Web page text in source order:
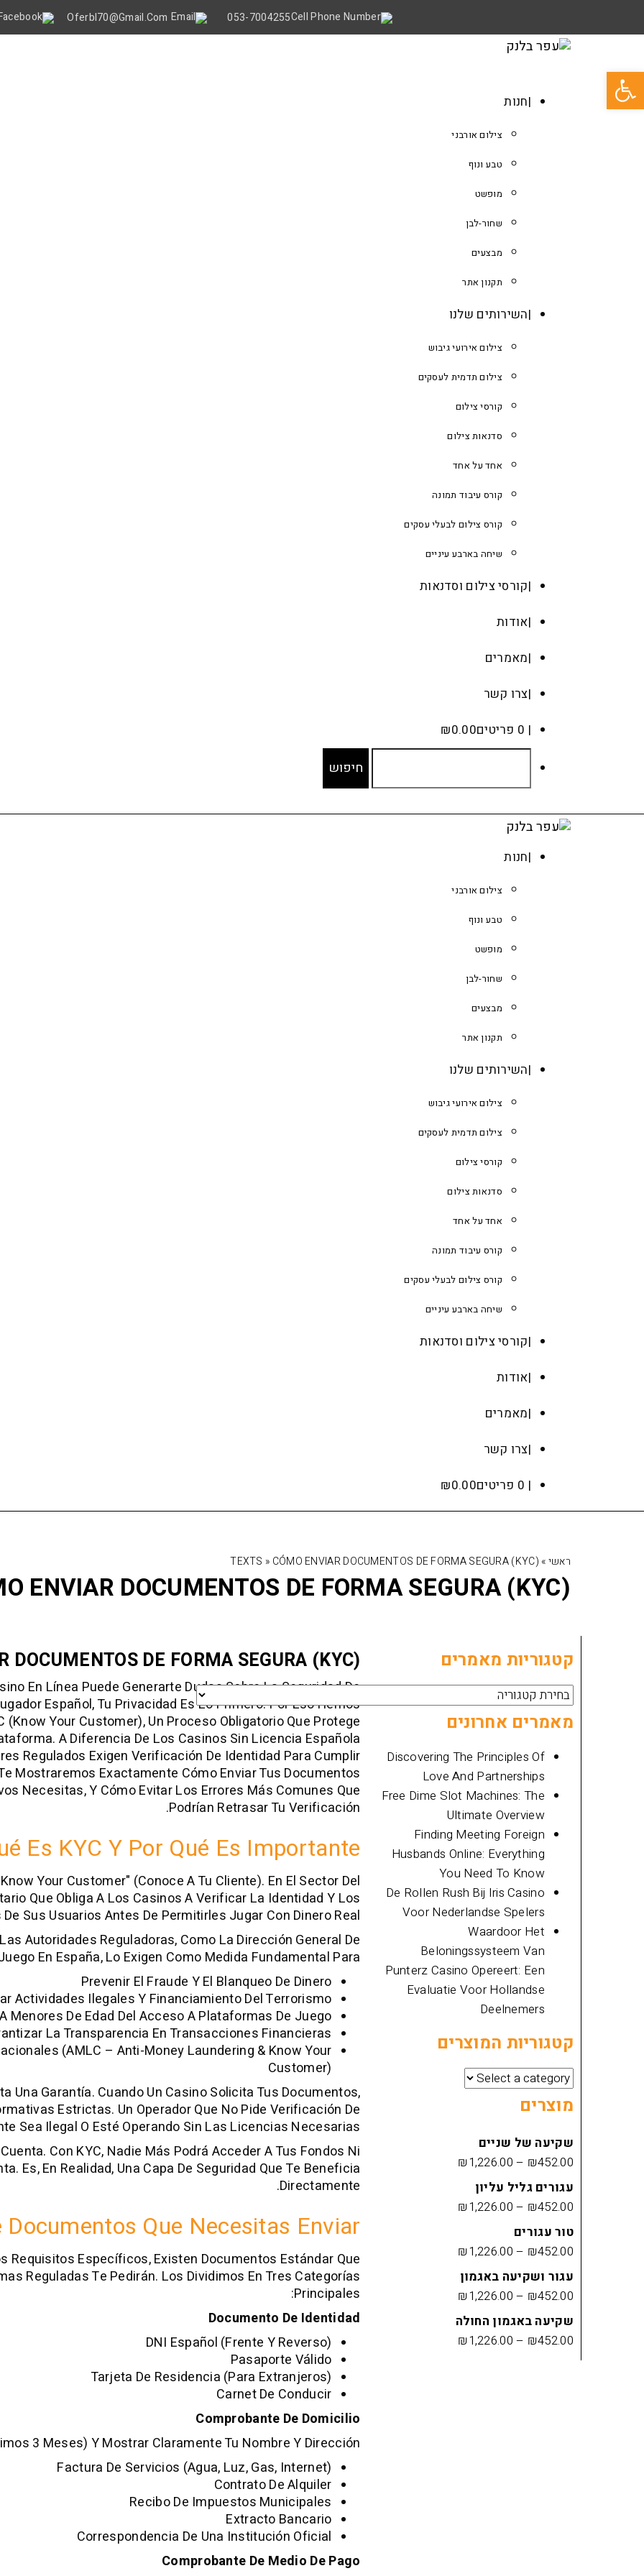
053-7004255
Oferbl70@gmail.Com
חנות
צילום אורבני
טבע ונוף
מופשט
שחור-לבן
מבצעים
תקנון אתר
השירותים שלנו
צילום אירועי גיבוש
צילום תדמית לעסקים
קורסי צילום
סדנאות צילום
אחד על אחד
קורס עיבוד תמונה
קורס צילום לבעלי עסקים
שיחה בארבע עיניים
קורסי צילום וסדנאות
אודות
מאמרים
צרו קשר
0 פריטים
₪0.00
חנות
צילום אורבני
טבע ונוף
מופשט
שחור-לבן
מבצעים
תקנון אתר
השירותים שלנו
צילום אירועי גיבוש
צילום תדמית לעסקים
קורסי צילום
סדנאות צילום
אחד על אחד
קורס עיבוד תמונה
קורס צילום לבעלי עסקים
שיחה בארבע עיניים
קורסי צילום וסדנאות
אודות
מאמרים
צרו קשר
0 פריטים
₪0.00
ראשי»
TEXTS » CÓMO ENVIAR DOCUMENTOS DE FORMA SEGURA (KYC)
ENVIAR DOCUMENTOS DE FORMA SEGURA (KYC)
DOCUMENTOS DE FORMA SEGURA (KYC)
En Línea Puede Generarte Dudas Sobre La Seguridad De
Español, Tu Privacidad Es Lo Primero. Por Eso Hemos
Your Customer), Un Proceso Obligatorio Que Protege
A Diferencia De Los Casinos Sin Licencia Española
Regulados Exigen Verificación De Identidad Para Cumplir
Mostraremos Exactamente Cómo Enviar Tus Documentos
Necesitas, Y Cómo Evitar Los Errores Más Comunes Que
Podrían Retrasar Tu Verificación.
Es KYC Y Por Qué Es Importante
Your Customer" (Conoce A Tu Cliente). En El Sector Del
Que Obliga A Los Casinos A Verificar La Identidad Y Los
Sus Usuarios Antes De Permitirles Jugar Con Dinero Real.
Autoridades Reguladoras, Como La Dirección General De
En España, Lo Exigen Como Medida Fundamental Para:
Prevenir El Fraude Y El Blanqueo De Dinero
Actividades Ilegales Y Financiamiento Del Terrorismo
Menores De Edad Del Acceso A Plataformas De Juego
La Transparencia En Transacciones Financieras
(AMLC – Anti-Money Laundering & Know Your
Customer)
Una Garantía. Cuando Un Casino Solicita Tus Documentos,
Estrictas. Un Operador Que No Pide Verificación De
Sea Ilegal O Esté Operando Sin Las Licencias Necesarias.
Con KYC, Nadie Más Podrá Acceder A Tus Fondos Ni
Es, En Realidad, Una Capa De Seguridad Que Te Beneficia
Directamente.
Documentos Que Necesitas Enviar
Requisitos Específicos, Existen Documentos Estándar Que
Reguladas Te Pedirán. Los Dividimos En Tres Categorías
Principales:
Documento De Identidad
DNI Español (frente Y Reverso)
Pasaporte Válido
Tarjeta De Residencia (para Extranjeros)
Carnet De Conducir
Comprobante De Domicilio
3 Meses) Y Mostrar Claramente Tu Nombre Y Dirección:
Factura De Servicios (agua, Luz, Gas, Internet)
Contrato De Alquiler
Recibo De Impuestos Municipales
Extracto Bancario
Correspondencia De Una Institución Oficial
Comprobante De Medio De Pago
קטגוריות מאמרים
קטגוריות
מאמרים אחרונים
Discovering The Principles Of
Love And Partnerships
Free Dime Slot Machines: The
Ultimate Overview
Finding Meeting Foreign
Husbands Online: Everything
You Need To Know
De Rollen Rush Bij Iris Casino
Voor Nederlandse Spelers
Waardoor Het
Beloningssysteem Van
Punterz Casino Opereert: Een
Evaluatie Voor Hollandse
Deelnemers
קטגוריות המוצרים
מוצרים
שקיעה של שניים
₪452.00
–
₪1,226.00
עגורים גליל עליון
₪452.00
–
₪1,226.00
טור עגורים
₪452.00
–
₪1,226.00
עגור ושקיעה באגמון
₪452.00
–
₪1,226.00
שקיעה באגמון החולה
₪452.00
–
₪1,226.00
פתח סרגל נגישות